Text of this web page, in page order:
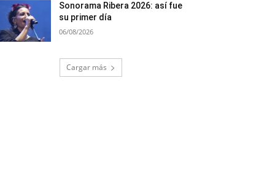
Sonorama Ribera 2026: así fue
su primer día
06/08/2026
Cargar más